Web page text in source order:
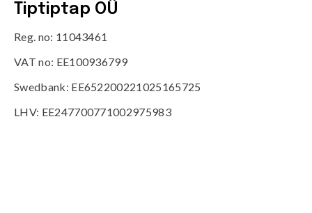
Tiptiptap OÜ
Reg. no: 11043461
VAT no: EE100936799
Swedbank: EE652200221025165725
LHV: EE247700771002975983